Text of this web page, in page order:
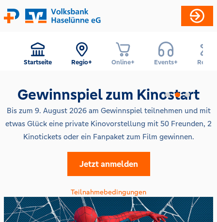
Startseite Regio+ Online+ Events+ Reise+
Gewinnspiel zum Kinostart
Bis zum 9. August 2026 am Gewinnspiel teilnehmen und mit
etwas Glück eine private Kinovorstellung mit 50 Freunden, 2
Kinotickets oder ein Fanpaket zum Film gewinnen.
Jetzt anmelden
Teilnahmebedingungen